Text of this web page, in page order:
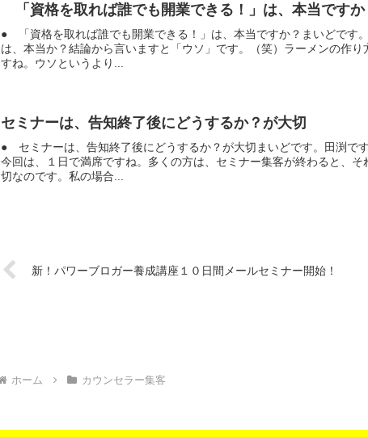
「資格を取れば誰でも開業できる！」は、本当ですか
● 「資格を取れば誰でも開業できる！」は、本当ですか？まいどです
は、本当か？結論から言いますと「ウソ」です。（笑）ラーメンの作
すね。ウソというより...
セミナーは、告知終了後にどうするか？が大切
● セミナーは、告知終了後にどうするか？が大切まいどです。田渕で
今回は、１日で満席ですね。多くの方は、セミナー集客が終わると、
切なのです。私の場合...
新！パワーブロガー養成講座１０日間メールセミナー開始！
ホーム カウンセラー集客